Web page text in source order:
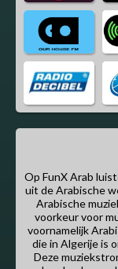
Op FunX Arab
uit de Arabische
Arabische
voorkeur voor
voornamelijk
die in Algerije is
Deze